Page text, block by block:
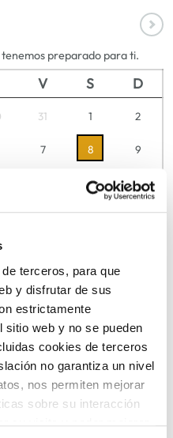
terceros, para que
y disfrutar de sus
estrictamente
sitio web y no se pueden
cookies de terceros
no garantiza un nivel
nos permiten mejorar
sobre su interacción
tenemos preparado para ti.
V S D
31 1 2
7 8 9
15 16
21 22 23
4